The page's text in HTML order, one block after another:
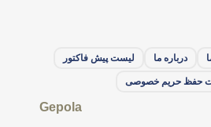
درباره ما لیست پیش فاکتور
حفظ حریم خصوصی
Gepola